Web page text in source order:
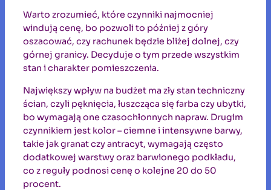
Warto zrozumieć, które czynniki najmocniej
windują cenę, bo pozwoli to później z góry
oszacować, czy rachunek będzie bliżej dolnej, czy
górnej granicy. Decyduje o tym przede wszystkim
stan i charakter pomieszczenia.
Największy wpływ na budżet ma zły stan techniczny
ścian, czyli pęknięcia, łuszcząca się farba czy ubytki,
bo wymagają one czasochłonnych napraw. Drugim
czynnikiem jest kolor – ciemne i intensywne barwy,
takie jak granat czy antracyt, wymagają często
dodatkowej warstwy oraz barwionego podkładu,
co z reguły podnosi cenę o kolejne 20 do 50
procent.